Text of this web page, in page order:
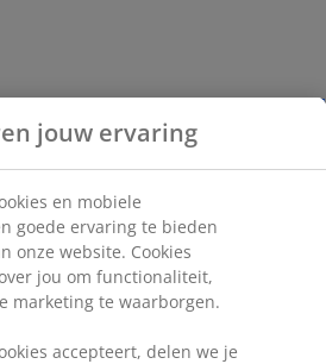
jouw ervaring
en mobiele
goede ervaring te bieden
onze website. Cookies
jou om functionaliteit,
marketing te waarborgen.
accepteert, delen we je